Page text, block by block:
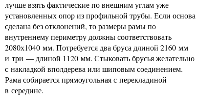
лучше взять фактические по внешним углам уже
установленных опор из профильной трубы. Если основа
сделана без отклонений, то размеры рамы по
внутреннему периметру должны соответствовать
2080х1040 мм. Потребуется два бруса длиной 2160 мм
и три — длиной 1120 мм. Стыковать брусья желательно
с накладкой вполдерева или шиповым соединением.
Рама собирается прямоугольная с перекладиной
в середине.